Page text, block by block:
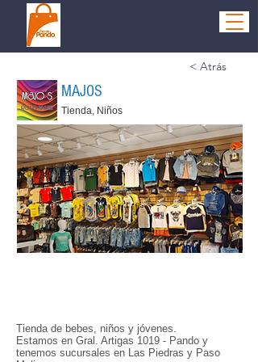
< Atrás
MAJOS
Tienda, Niños
Tienda de bebes, niños y jóvenes.
Estamos en Gral. Artigas 1019 - Pando y
tenemos sucursales en Las Piedras y Paso